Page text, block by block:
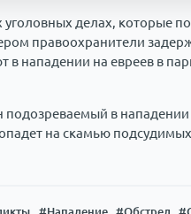
делах, которые
правоохранители
в нападении на евреев в
в нападении
на скамью
#Нападение #Обстрел